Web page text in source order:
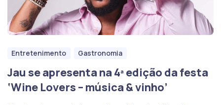
Entretenimento Gastronomia
Jau se apresenta na 4ª edição da festa
‘Wine Lovers – música & vinho’